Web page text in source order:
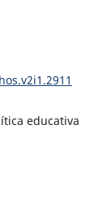
educativa